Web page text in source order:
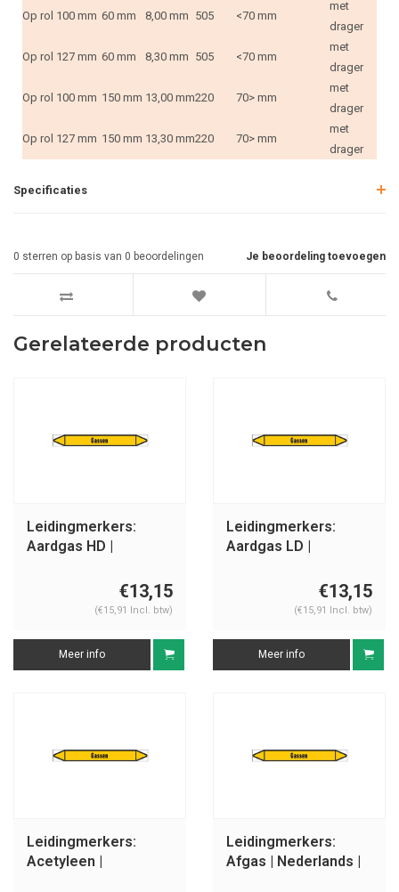
Op rol 100 mm 60 mm 8,00 mm 505 <70 mm
met
drager
Op rol 127 mm 60 mm 8,30 mm 505 <70 mm
met
drager
Op rol 100 mm 150 mm 13,00 mm220 70> mm
met
drager
Op rol 127 mm 150 mm 13,30 mm220 70> mm
met
drager
Specificaties
Je beoordeling toevoegen
0 sterren op basis van 0 beoordelingen
Gerelateerde producten
Leidingmerkers:
Aardgas HD |
€13,15
(€15,91 Incl. btw)
Meer info
Leidingmerkers:
Aardgas LD |
€13,15
(€15,91 Incl. btw)
Meer info
Leidingmerkers:
Acetyleen |
Leidingmerkers:
Afgas | Nederlands |